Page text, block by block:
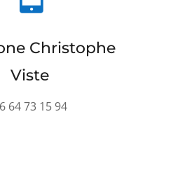
Christophe
Viste
64 73 15 94